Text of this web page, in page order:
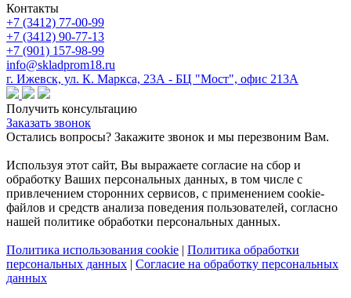
Контакты
+7 (3412) 77-00-99
+7 (3412) 90-77-13
+7 (901) 157-98-99
info@skladprom18.ru
г. Ижевск, ул. К. Маркса, 23А - БЦ "Мост", офис 213А
Получить консультацию
Заказать звонок
Остались вопросы? Закажите звонок и мы перезвоним Вам.
Используя этот сайт, Вы выражаете согласие на сбор и
обработку Ваших персональных данных, в том числе с
привлечением сторонних сервисов, с применением cookie-
файлов и средств анализа поведения пользователей, согласно
нашей политике обработки персональных данных.
Политика использования cookie | Политика обработки
персональных данных | Согласие на обработку персональных
данных